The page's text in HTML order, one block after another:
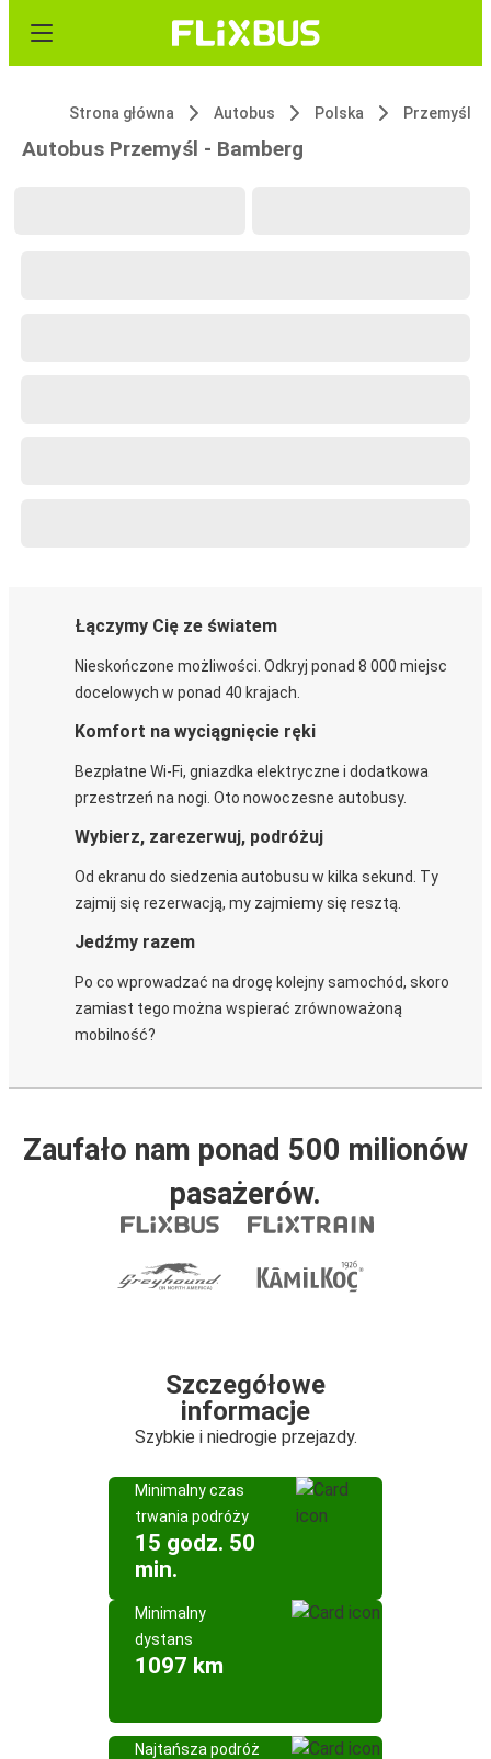
Strona główna Autobus Polska Przemyśl
Autobus Przemyśl - Bamberg
Łączymy Cię ze światem
Nieskończone możliwości. Odkryj ponad 8 000 miejsc
docelowych w ponad 40 krajach.
Komfort na wyciągnięcie ręki
Bezpłatne Wi-Fi, gniazdka elektryczne i dodatkowa
przestrzeń na nogi. Oto nowoczesne autobusy.
Wybierz, zarezerwuj, podróżuj
Od ekranu do siedzenia autobusu w kilka sekund. Ty
zajmij się rezerwacją, my zajmiemy się resztą.
Jedźmy razem
Po co wprowadzać na drogę kolejny samochód, skoro
zamiast tego można wspierać zrównoważoną
mobilność?
Zaufało nam ponad 500 milionów
pasażerów.
Szczegółowe
informacje
Szybkie i niedrogie przejazdy.
Minimalny czas
trwania podróży
15 godz. 50
min.
Minimalny
dystans
1097 km
Najtańsza podróż